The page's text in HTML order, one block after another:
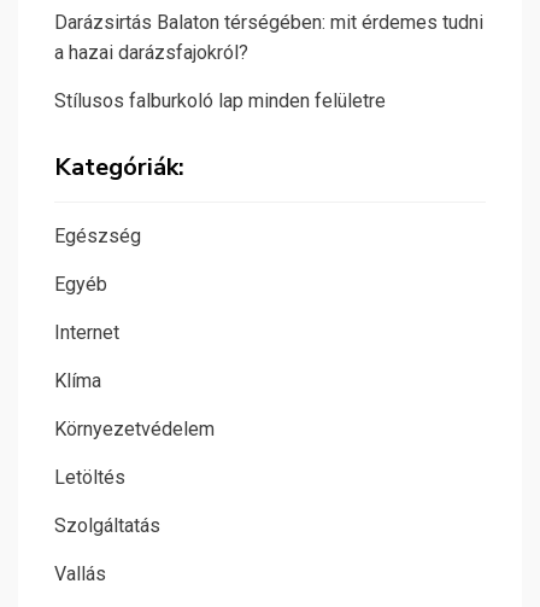
Darázsirtás Balaton térségében: mit érdemes tudni
a hazai darázsfajokról?
Stílusos falburkoló lap minden felületre
Kategóriák:
Egészség
Egyéb
Internet
Klíma
Környezetvédelem
Letöltés
Szolgáltatás
Vallás